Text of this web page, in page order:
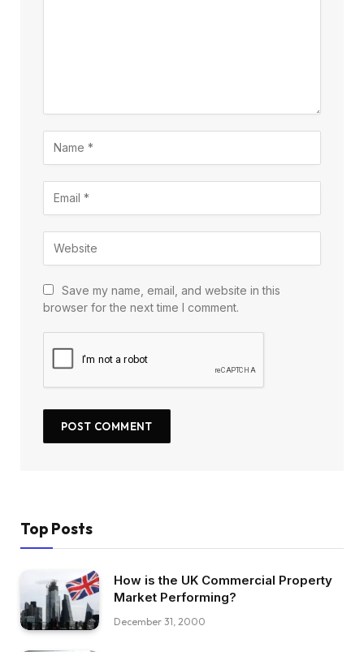
Save my name, email, and website in this
browser for the next time I comment.
Top Posts
How is the UK Commercial Property
Market Performing?
December 31, 2000